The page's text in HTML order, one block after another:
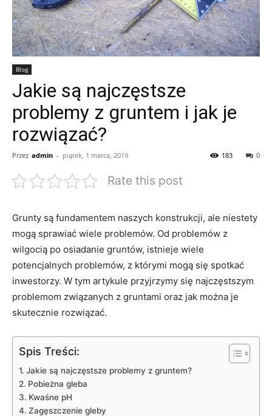
Blog
Jakie są najczęstsze
problemy z gruntem i jak je
rozwiązać?
Przez admin - piątek, 1 marca, 2019 0
183
Rate this post
Grunty są fundamentem naszych konstrukcji, ale ⁢niestety
mogą sprawiać wiele problemów.⁤ Od problemów‍ z
wilgocią⁢ po osiadanie ‌gruntów, istnieje wiele
potencjalnych problemów, z którymi mogą się⁣ spotkać
inwestorzy. W tym artykule przyjrzymy się najczęstszym
problemom⁤ związanych z gruntami‌ oraz jak⁢ można je
skutecznie rozwiązać.
Spis Treści:
Jakie są najczęstsze problemy‍ z ⁤gruntem?
Pobieżna gleba
Kwaśne pH
Zagęszczenie gleby